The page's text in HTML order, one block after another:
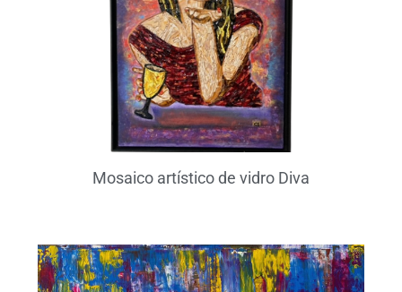
Mosaico artístico de vidro Diva